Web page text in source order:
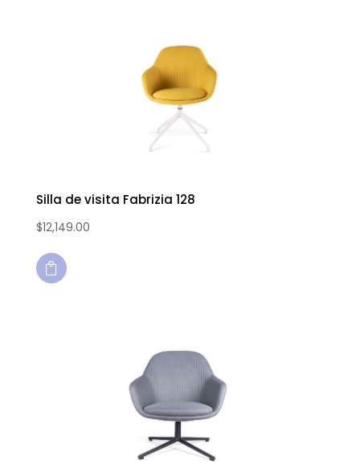
Silla de visita Fabrizia 128
$12,149.00
